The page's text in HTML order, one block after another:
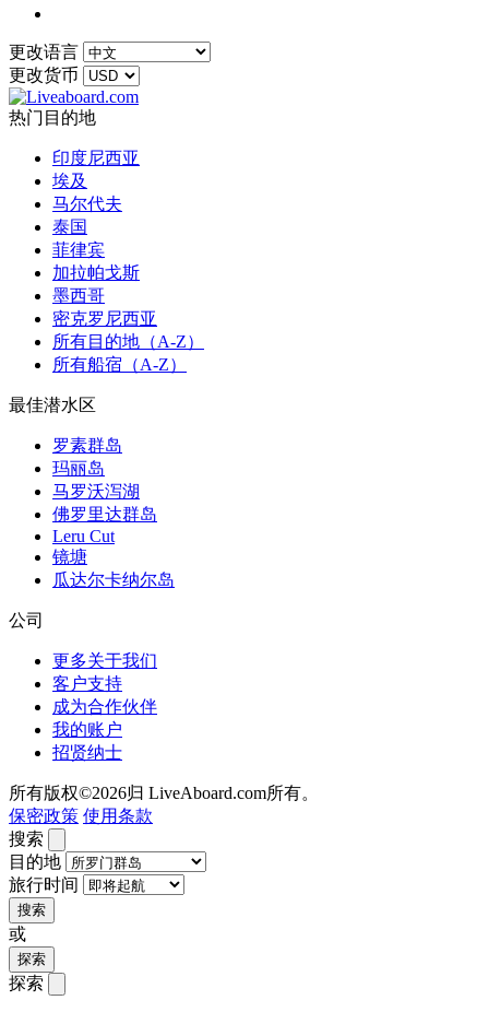
更改语言
更改货币
热门目的地
印度尼西亚
埃及
马尔代夫
泰国
菲律宾
加拉帕戈斯
墨西哥
密克罗尼西亚
所有目的地（A-Z）
所有船宿（A-Z）
最佳潜水区
罗素群岛
玛丽岛
马罗沃泻湖
佛罗里达群岛
Leru Cut
镜塘
瓜达尔卡纳尔岛
公司
更多关于我们
客户支持
成为合作伙伴
我的账户
招贤纳士
所有版权©2026归 LiveAboard.com所有。
保密政策 使用条款
搜索
目的地
旅行时间
搜索
或
探索
探索